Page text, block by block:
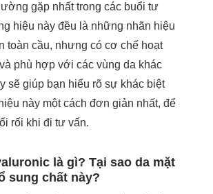
gặp nhất trong các buổi tư
hiệu này đều là những nhãn hiệu
toàn cầu, nhưng có cơ chế hoạt
phù hợp với các vùng da khác
sẽ giúp bạn hiểu rõ sự khác biệt
này một cách đơn giản nhất, để
rối khi đi tư vấn.
là gì? Tại sao da mặt
sung chất này?